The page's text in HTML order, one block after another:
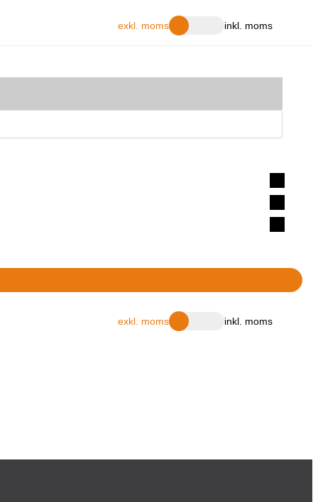
exkl. moms inkl. moms
exkl. moms inkl. moms